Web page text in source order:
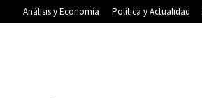
Análisis y Economía Política y Actualidad